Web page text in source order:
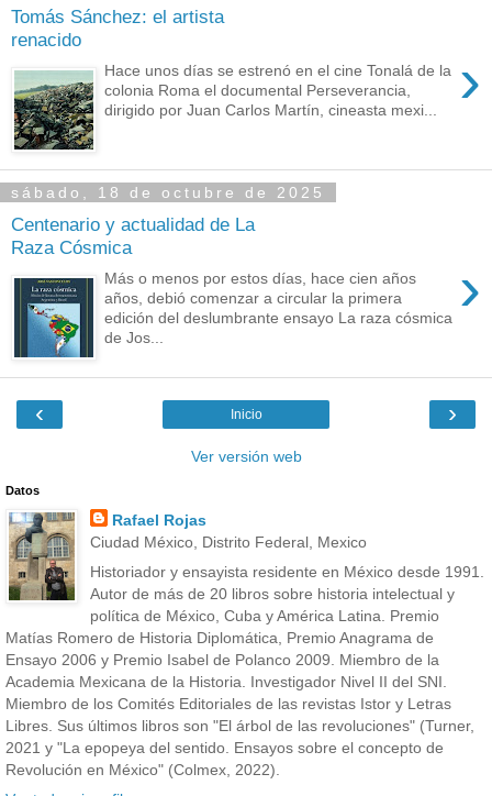
Tomás Sánchez: el artista
renacido
›
Hace unos días se estrenó en el cine Tonalá de la
colonia Roma el documental Perseverancia,
dirigido por Juan Carlos Martín, cineasta mexi...
sábado, 18 de octubre de 2025
Centenario y actualidad de La
Raza Cósmica
›
Más o menos por estos días, hace cien años
años, debió comenzar a circular la primera
edición del deslumbrante ensayo La raza cósmica
de Jos...
‹ ›
Inicio
Ver versión web
Datos
Rafael Rojas
Ciudad México, Distrito Federal, Mexico
Historiador y ensayista residente en México desde 1991.
Autor de más de 20 libros sobre historia intelectual y
política de México, Cuba y América Latina. Premio
Matías Romero de Historia Diplomática, Premio Anagrama de
Ensayo 2006 y Premio Isabel de Polanco 2009. Miembro de la
Academia Mexicana de la Historia. Investigador Nivel II del SNI.
Miembro de los Comités Editoriales de las revistas Istor y Letras
Libres. Sus últimos libros son "El árbol de las revoluciones" (Turner,
2021 y "La epopeya del sentido. Ensayos sobre el concepto de
Revolución en México" (Colmex, 2022).